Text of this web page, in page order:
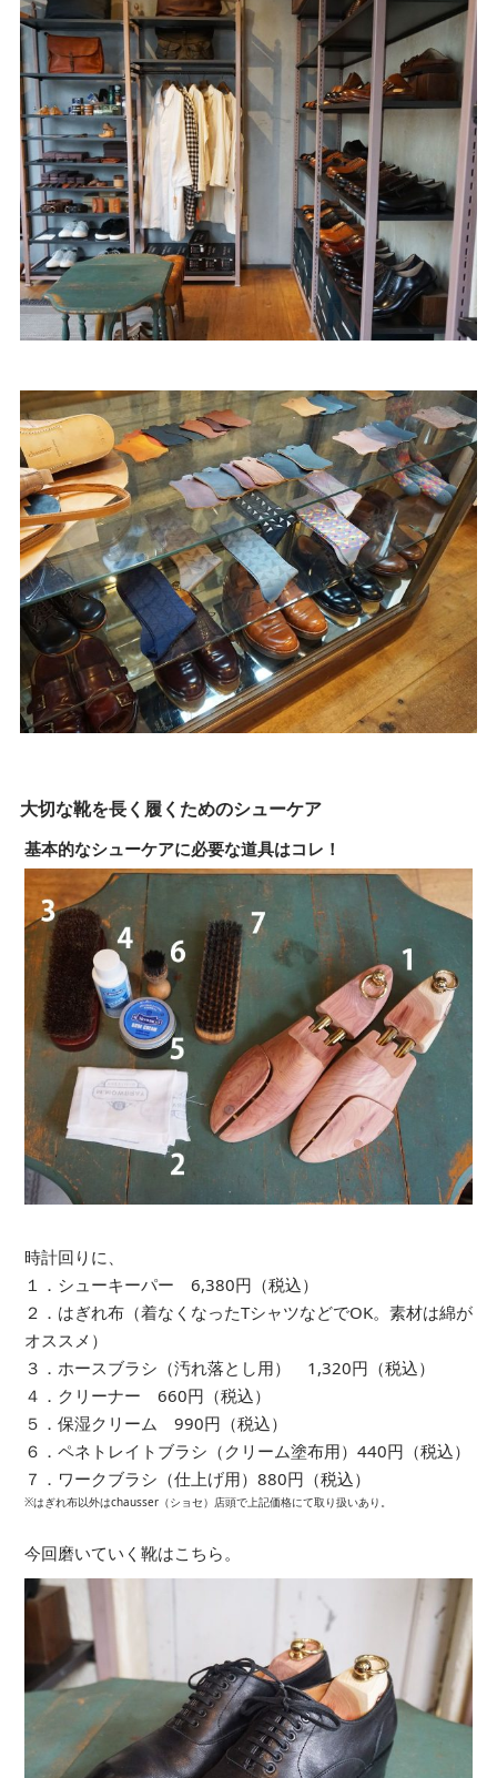
大切な靴を長く履くためのシューケア
基本的なシューケアに必要な道具はコレ！
時計回りに、
１．シューキーパー 6,380円（税込）
２．はぎれ布（着なくなったTシャツなどでOK。素材は綿が
オススメ）
３．ホースブラシ（汚れ落とし用） 1,320円（税込）
４．クリーナー 660円（税込）
５．保湿クリーム 990円（税込）
６．ペネトレイトブラシ（クリーム塗布用）440円（税込）
７．ワークブラシ（仕上げ用）880円（税込）
※はぎれ布以外はchausser（ショセ）店頭で上記価格にて取り扱いあり。
今回磨いていく靴はこちら。